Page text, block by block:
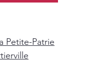
Petite-Patrie